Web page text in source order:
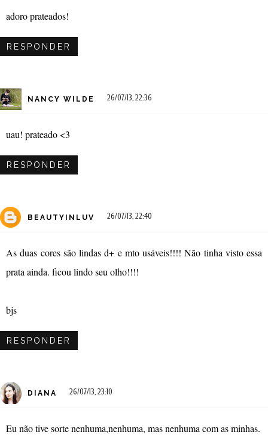
adoro prateados!
RESPONDER
NANCY WILDE 26/07/13, 22:36
uau! prateado <3
RESPONDER
BEAUTYINLUV 26/07/13, 22:40
As duas cores são lindas d+ e mto usáveis!!!! Não tinha visto essa
prata ainda. ficou lindo seu olho!!!!
bjs
RESPONDER
DIANA 26/07/13, 23:10
Eu não tive sorte nenhuma,nenhuma, mas nenhuma com as minhas.